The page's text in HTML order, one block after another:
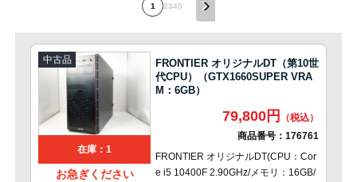
1 2345
中古品
在庫：1
お急ぎください
FRONTIER オリジナルDT（第10世
代CPU）（GTX1660SUPER VRA
M：6GB）
79,800円
商品番号： 176761
FRONTIER オリジナルDT(CPU：Cor
e i5 10400F 2.90GHz/メモリ：16GB/